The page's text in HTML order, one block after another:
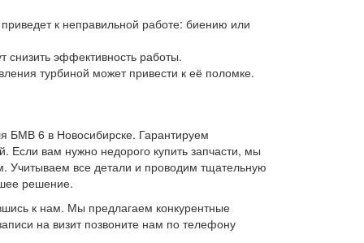
к неправильной работе: биению или
снизить эффективность работы.
турбиной может привести к её поломке.
БМВ 6 в Новосибирске. Гарантируем
Если вам нужно недорого купить запчасти, мы
Учитываем все детали и проводим тщательную
решение.
к нам. Мы предлагаем конкурентные
на визит позвоните нам по телефону